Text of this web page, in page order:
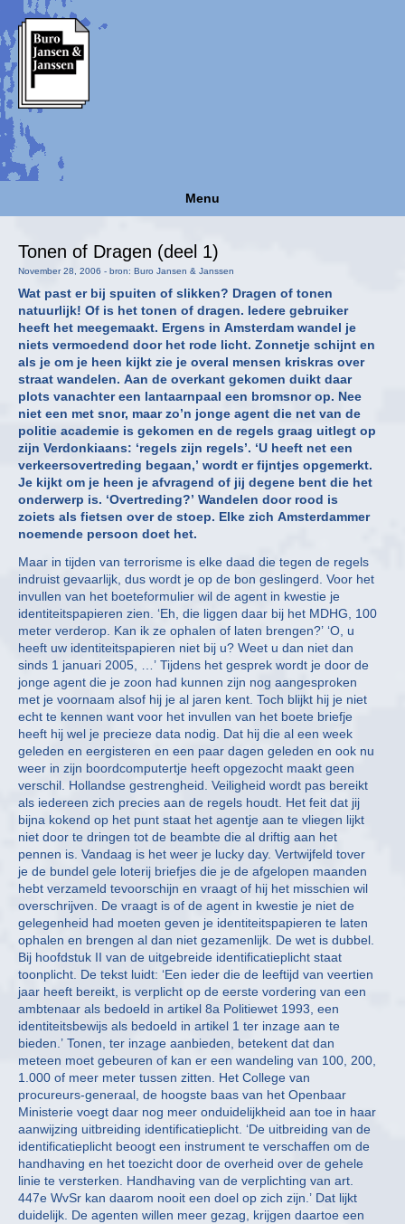
Menu
Tonen of Dragen (deel 1)
November 28, 2006 - bron: Buro Jansen & Janssen
Wat past er bij spuiten of slikken? Dragen of tonen
natuurlijk! Of is het tonen of dragen. Iedere gebruiker
heeft het meegemaakt. Ergens in Amsterdam wandel je
niets vermoedend door het rode licht. Zonnetje schijnt en
als je om je heen kijkt zie je overal mensen kriskras over
straat wandelen. Aan de overkant gekomen duikt daar
plots vanachter een lantaarnpaal een bromsnor op. Nee
niet een met snor, maar zo’n jonge agent die net van de
politie academie is gekomen en de regels graag uitlegt op
zijn Verdonkiaans: ‘regels zijn regels’. ‘U heeft net een
verkeersovertreding begaan,’ wordt er fijntjes opgemerkt.
Je kijkt om je heen je afvragend of jij degene bent die het
onderwerp is. ‘Overtreding?’ Wandelen door rood is
zoiets als fietsen over de stoep. Elke zich Amsterdammer
noemende persoon doet het.
Maar in tijden van terrorisme is elke daad die tegen de regels
indruist gevaarlijk, dus wordt je op de bon geslingerd. Voor het
invullen van het boeteformulier wil de agent in kwestie je
identiteitspapieren zien. ‘Eh, die liggen daar bij het MDHG, 100
meter verderop. Kan ik ze ophalen of laten brengen?’ ‘O, u
heeft uw identiteitspapieren niet bij u? Weet u dan niet dan
sinds 1 januari 2005, …’ Tijdens het gesprek wordt je door de
jonge agent die je zoon had kunnen zijn nog aangesproken
met je voornaam alsof hij je al jaren kent. Toch blijkt hij je niet
echt te kennen want voor het invullen van het boete briefje
heeft hij wel je precieze data nodig. Dat hij die al een week
geleden en eergisteren en een paar dagen geleden en ook nu
weer in zijn boordcomputertje heeft opgezocht maakt geen
verschil. Hollandse gestrengheid. Veiligheid wordt pas bereikt
als iedereen zich precies aan de regels houdt. Het feit dat jij
bijna kokend op het punt staat het agentje aan te vliegen lijkt
niet door te dringen tot de beambte die al driftig aan het
pennen is. Vandaag is het weer je lucky day. Vertwijfeld tover
je de bundel gele loterij briefjes die je de afgelopen maanden
hebt verzameld tevoorschijn en vraagt of hij het misschien wil
overschrijven. De vraagt is of de agent in kwestie je niet de
gelegenheid had moeten geven je identiteitspapieren te laten
ophalen en brengen al dan niet gezamenlijk. De wet is dubbel.
Bij hoofdstuk II van de uitgebreide identificatieplicht staat
toonplicht. De tekst luidt: ‘Een ieder die de leeftijd van veertien
jaar heeft bereikt, is verplicht op de eerste vordering van een
ambtenaar als bedoeld in artikel 8a Politiewet 1993, een
identiteitsbewijs als bedoeld in artikel 1 ter inzage aan te
bieden.’ Tonen, ter inzage aanbieden, betekent dat dan
meteen moet gebeuren of kan er een wandeling van 100, 200,
1.000 of meer meter tussen zitten. Het College van
procureurs-generaal, de hoogste baas van het Openbaar
Ministerie voegt daar nog meer onduidelijkheid aan toe in haar
aanwijzing uitbreiding identificatieplicht. ‘De uitbreiding van de
identificatieplicht beoogt een instrument te verschaffen om de
handhaving en het toezicht door de overheid over de gehele
linie te versterken. Handhaving van de verplichting van art.
447e WvSr kan daarom nooit een doel op zich zijn.’ Dat lijkt
duidelijk. De agenten willen meer gezag, krijgen daartoe een